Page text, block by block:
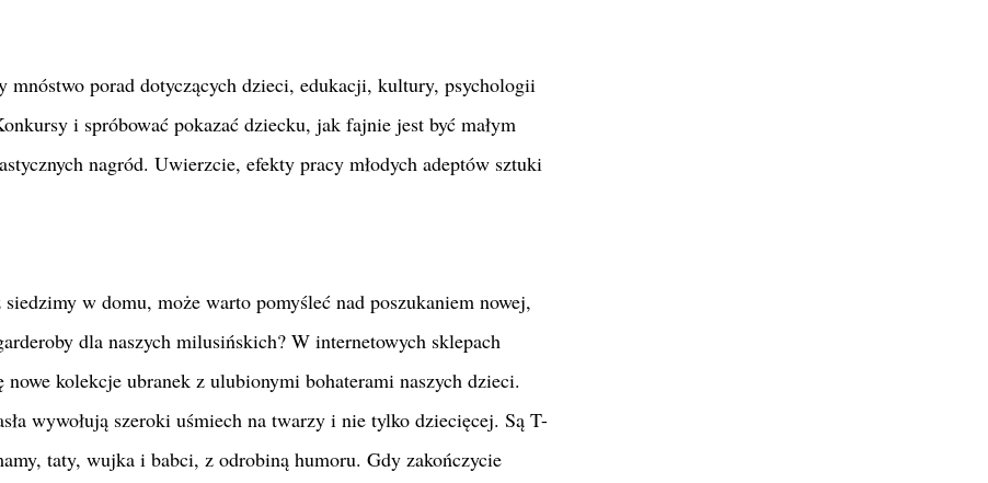
mnóstwo porad dotyczących dzieci, edukacji, kultury, psychologii
i spróbować pokazać dziecku, jak fajnie jest być małym
nagród. Uwierzcie, efekty pracy młodych adeptów sztuki
w domu, może warto pomyśleć nad poszukaniem nowej,
dla naszych milusińskich? W internetowych sklepach
nowe kolekcje ubranek z ulubionymi bohaterami naszych dzieci.
wywołują szeroki uśmiech na twarzy i nie tylko dziecięcej. Są T-
taty, wujka i babci, z odrobiną humoru. Gdy zakończycie